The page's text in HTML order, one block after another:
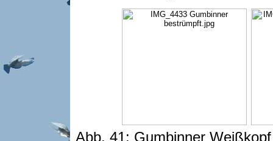
Abb. 41: Gumbinner